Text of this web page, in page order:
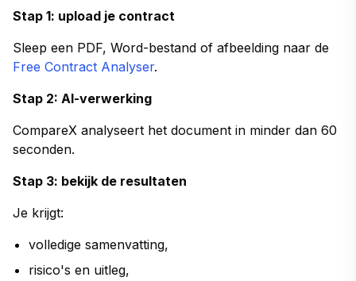
Stap 1: upload je contract
Sleep een PDF, Word-bestand of afbeelding naar de
Free Contract Analyser.
Stap 2: AI-verwerking
CompareX analyseert het document in minder dan 60
seconden.
Stap 3: bekijk de resultaten
Je krijgt:
volledige samenvatting,
risico's en uitleg,